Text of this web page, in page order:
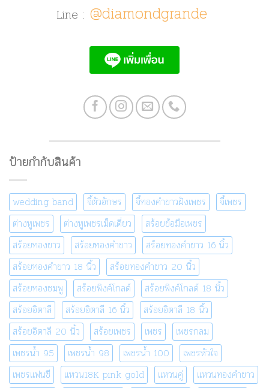
Line : @diamondgrande
ป้ายกำกับสินค้า
wedding band จี้ตัวอักษร จี้ทองคำขาวฝังเพชร
จี้เพชร
ต่างหูเพชร
ต่างหูเพชรเม็ดเดี่ยว
สร้อยข้อมือเพชร
สร้อยทองขาว
สร้อยทองคำขาว
สร้อยทองคำขาว 16 นิ้ว
สร้อยทองคำขาว 18 นิ้ว
สร้อยทองคำขาว 20 นิ้ว
สร้อยทองชมพู
สร้อยพิงค์โกลด์
สร้อยพิงค์โกลด์ 18 นิ้ว
สร้อยอิตาลี
สร้อยอิตาลี 16 นิ้ว
สร้อยอิตาลี 18 นิ้ว
สร้อยอิตาลี 20 นิ้ว
สร้อยเพชร เพชร
เพชรกลม
เพชรน้ำ 95
เพชรน้ำ 98 เพชรน้ำ 100
เพชรหัวใจ
เพชรแฟนซี
แหวน18K pink gold แหวนคู่ แหวนทองคำขาว